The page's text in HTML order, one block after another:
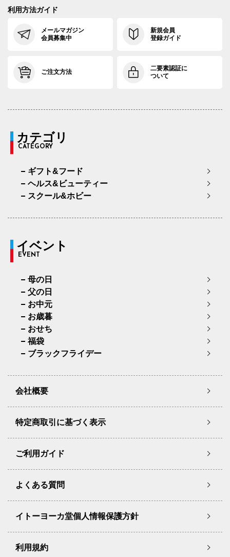
利用方法ガイド
メールマガジン
会員募集中
新規会員
登録ガイド
ご注文方法
二要素認証に
ついて
カテゴリ
CATEGORY
ギフト&フード
ヘルス&ビューティー
スクール&ホビー
イベント
EVENT
母の日
父の日
お中元
お歳暮
おせち
福袋
ブラックフライデー
会社概要
特定商取引に基づく表示
ご利用ガイド
よくある質問
イトーヨーカ堂個人情報保護方針
利用規約